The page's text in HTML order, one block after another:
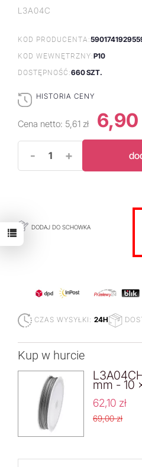
L3A04C
KOD PRODUCENTA:
KOD WEWNĘTRZNY:P10
DOSTĘPNOŚĆ:660 SZT.
HISTORIA CENY
Cena netto: 5,61 zł 6,90
- +
DODAJ DO SCHOWKA
CZAS WYSYŁKI: 24H
Kup w hurcie
mm - 10
62,10 zł
69,00 zł